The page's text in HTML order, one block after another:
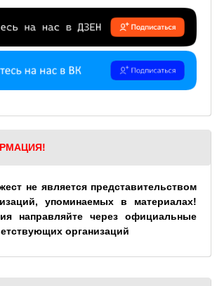
не является представительством
упоминаемых в материалах!
направляйте через официальные
организаций